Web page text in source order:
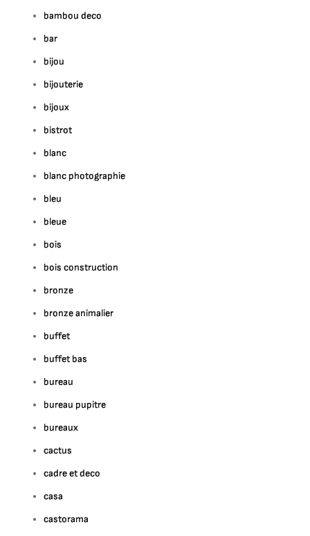
bambou deco
bar
bijou
bijouterie
bijoux
bistrot
blanc
blanc photographie
bleu
bleue
bois
bois construction
bronze
bronze animalier
buffet
buffet bas
bureau
bureau pupitre
bureaux
cactus
cadre et deco
casa
castorama